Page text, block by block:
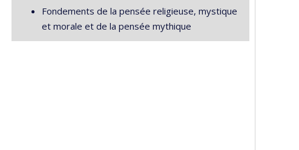
Fondements de la pensée religieuse, mystique
et morale et de la pensée mythique